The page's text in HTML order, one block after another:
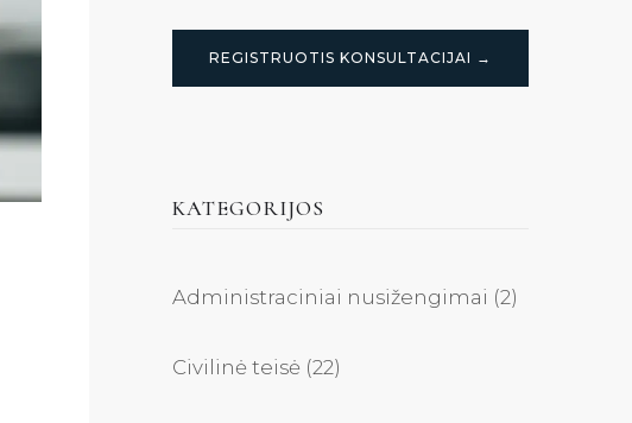
REGISTRUOTIS KONSULTACIJAI →
KATEGORIJOS
Administraciniai nusižengimai (2)
Civilinė teisė (22)